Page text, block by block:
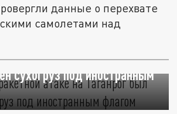
данные о перехвате
самолетами над
атаке на Таганрог
сухогруз под иностранным